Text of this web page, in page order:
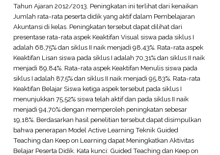
Tahun Ajaran 2012/2013. Peningkatan ini terlihat dari kenaikan
Jumlah rata-rata peserta didik yang aktif dalam Pembelajaran
Akuntansi di kelas. Peningkatan tersebut dapat dilihat dari
presentase rata-rata aspek Keaktifan Visual siswa pada siklus I
adalah 68,75% dan siklus II naik menjadi 98,43%. Rata-rata aspek
Keaktifan Lisan siswa pada siklus I adalah 70,31% dan siklus II naik
menjadi 89,84%. Rata-rata aspek Keaktifan Menulis siswa pada
siklus I adalah 87,5% dan siklus II naik menjadi 95,83%. Rata-rata
Keaktifan Belajar Siswa ketiga aspek tersebut pada siklus I
menunjukkan 75,52% siswa telah aktif dan pada siklus II naik
menjadi 94,70% dengan memperoleh peningkatan sebesar
19,18%. Berdasarkan hasil penelitian tersebut dapat disimpulkan
bahwa penerapan Model Active Learning Teknik Guided
Teaching dan Keep on Learning dapat Meningkatkan Aktivitas
Belajar Peserta Didik. Kata kunci: Guided Teaching dan Keep on